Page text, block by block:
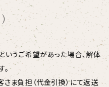
いうご希望があった場合、解体
ま負担（代金引換）にて返送